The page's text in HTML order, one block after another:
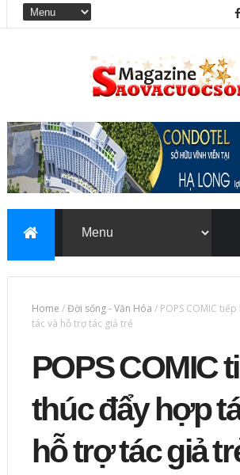
Home /Đời sống - Văn Hóa / POPS COMIC
tác và hỗ trợ tác giả trẻ
POPS COMIC
thúc đẩy hợp
hỗ trợ tác giả